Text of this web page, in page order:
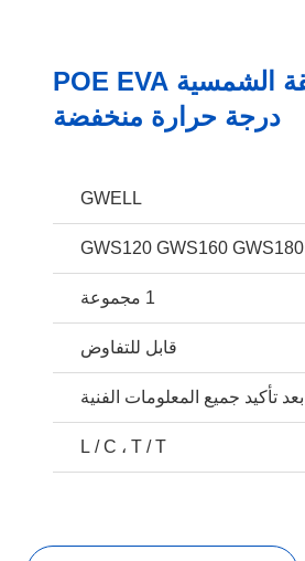
خط بثق الأغشية اللاصقة الشمسية POE EVA
درجة حرارة منخفضة
GWELL
GWS120 GWS160 GWS180
1 مجموعة
قابل للتفاوض
L / C ، T / T